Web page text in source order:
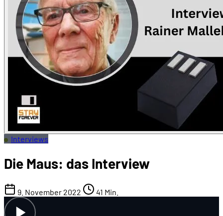
Interviews
Die Maus: das Interview
9. November 2022 41 Min.